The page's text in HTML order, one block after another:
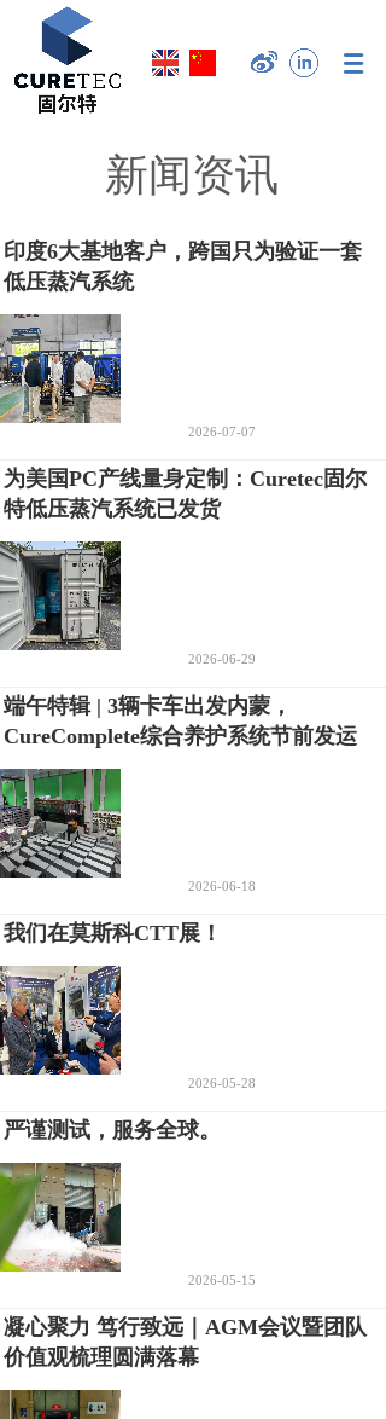
新闻资讯
印度6大基地客户，跨国只为验证一套
低压蒸汽系统
2026-07-07
为美国PC产线量身定制：Curetec固尔
特低压蒸汽系统已发货
2026-06-29
端午特辑 | 3辆卡车出发内蒙，
CureComplete综合养护系统节前发运
2026-06-18
我们在莫斯科CTT展！
2026-05-28
严谨测试，服务全球。
2026-05-15
凝心聚力 笃行致远｜AGM会议暨团队
价值观梳理圆满落幕